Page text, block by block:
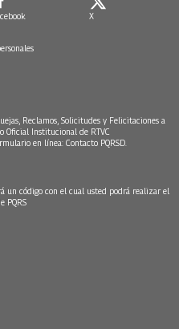
X
Reclamos, Solicitudes y Felicitaciones a
Oficial Institucional de RTVC
en línea: Contacto PQRSD.
un código con el cual usted podrá realizar el
PQRS